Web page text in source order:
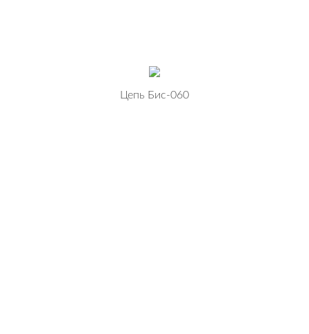
Цепь Бис-060